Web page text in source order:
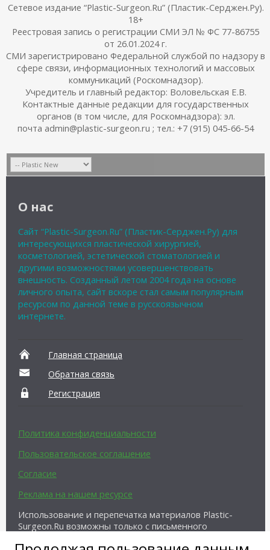
Сетевое издание “Plastic-Surgeon.Ru” (Пластик-Серджен.Ру).
18+
Реестровая запись о регистрации СМИ ЭЛ № ФС 77-86755
от 26.01.2024 г.
СМИ зарегистрировано Федеральной службой по надзору в
сфере связи, информационных технологий и массовых
коммуникаций (Роскомнадзор).
Учредитель и главный редактор: Воловельская Е.В.
Контактные данные редакции для государственных
органов (в том числе, для Роскомнадзора): эл.
почта admin@plastic-surgeon.ru ; тел.: +7 (915) 045-66-54
О нас
Сайт “Plastic-Surgeon.Ru” (Пластик-Серджен.Ру) для
интересующихся пластической хирургией,
косметологией, эстетической стоматологией и
другими возможностями усовершенствовать
внешность. Созданный летом 2004 года на основе
личного опыта, сайт вскоре стал самым популярным
ресурсом по данной теме в русскоязычном
интернете.
Главная страница
Обратная связь
Регистрация
Политика конфиденциальности
Пользовательское соглашение
Согласие
Реклама на нашем ресурсе
Использование и перепечатка материалов Plastic-
Surgeon.Ru возможны только с письменного